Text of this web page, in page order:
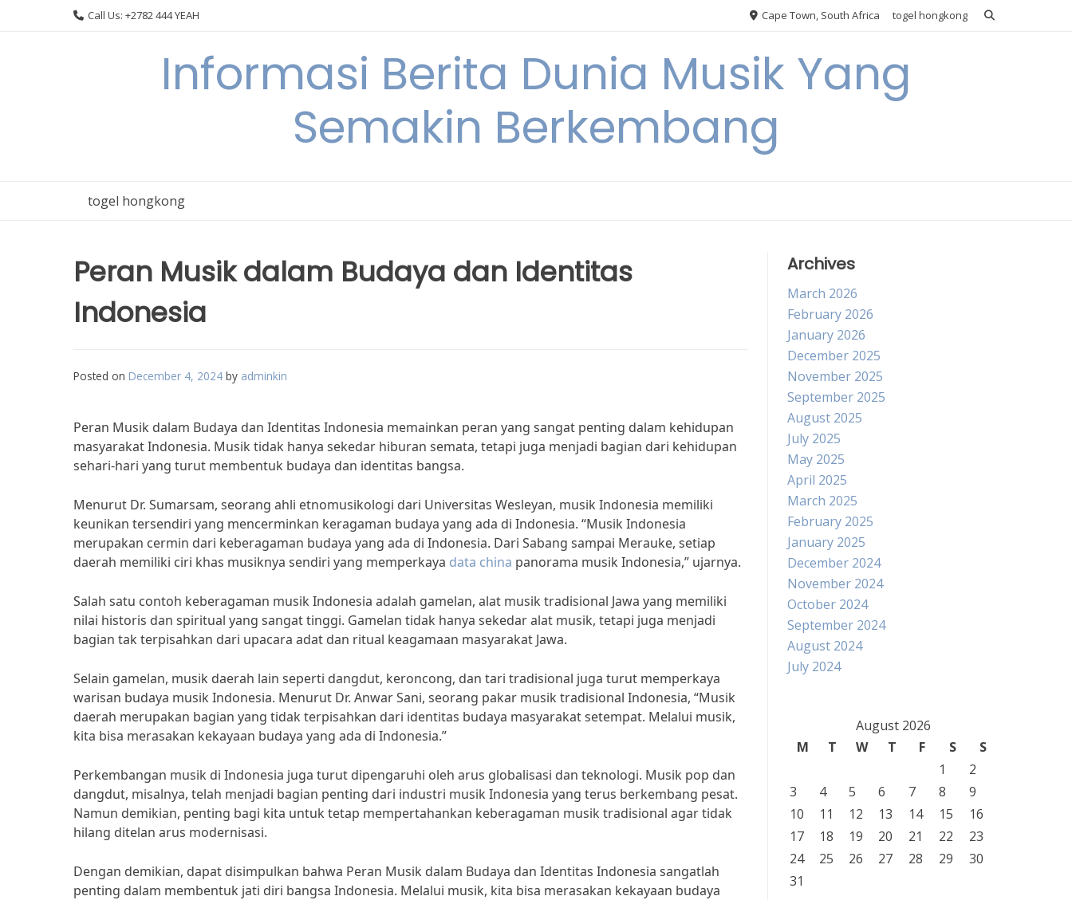
Call Us: +2782 444 YEAH Cape Town, South Africa togel hongkong
Informasi Berita Dunia Musik Yang
Semakin Berkembang
togel hongkong
Peran Musik dalam Budaya dan Identitas
Indonesia
Posted on December 4, 2024 by adminkin
Peran Musik dalam Budaya dan Identitas Indonesia memainkan peran yang sangat penting dalam kehidupan
masyarakat Indonesia. Musik tidak hanya sekedar hiburan semata, tetapi juga menjadi bagian dari kehidupan
sehari-hari yang turut membentuk budaya dan identitas bangsa.
Menurut Dr. Sumarsam, seorang ahli etnomusikologi dari Universitas Wesleyan, musik Indonesia memiliki
keunikan tersendiri yang mencerminkan keragaman budaya yang ada di Indonesia. “Musik Indonesia
merupakan cermin dari keberagaman budaya yang ada di Indonesia. Dari Sabang sampai Merauke, setiap
daerah memiliki ciri khas musiknya sendiri yang memperkaya data china panorama musik Indonesia,” ujarnya.
Salah satu contoh keberagaman musik Indonesia adalah gamelan, alat musik tradisional Jawa yang memiliki
nilai historis dan spiritual yang sangat tinggi. Gamelan tidak hanya sekedar alat musik, tetapi juga menjadi
bagian tak terpisahkan dari upacara adat dan ritual keagamaan masyarakat Jawa.
Selain gamelan, musik daerah lain seperti dangdut, keroncong, dan tari tradisional juga turut memperkaya
warisan budaya musik Indonesia. Menurut Dr. Anwar Sani, seorang pakar musik tradisional Indonesia, “Musik
daerah merupakan bagian yang tidak terpisahkan dari identitas budaya masyarakat setempat. Melalui musik,
kita bisa merasakan kekayaan budaya yang ada di Indonesia.”
Perkembangan musik di Indonesia juga turut dipengaruhi oleh arus globalisasi dan teknologi. Musik pop dan
dangdut, misalnya, telah menjadi bagian penting dari industri musik Indonesia yang terus berkembang pesat.
Namun demikian, penting bagi kita untuk tetap mempertahankan keberagaman musik tradisional agar tidak
hilang ditelan arus modernisasi.
Dengan demikian, dapat disimpulkan bahwa Peran Musik dalam Budaya dan Identitas Indonesia sangatlah
penting dalam membentuk jati diri bangsa Indonesia. Melalui musik, kita bisa merasakan kekayaan budaya
Archives
March 2026
February 2026
January 2026
December 2025
November 2025
September 2025
August 2025
July 2025
May 2025
April 2025
March 2025
February 2025
January 2025
December 2024
November 2024
October 2024
September 2024
August 2024
July 2024
August 2026
M
T W T F S
S
1
2
3
4 5 6 7 8
9
10
11 12 13 14 15
16
17
18 19 20 21 22
23
24
25 26 27 28 29
30
31